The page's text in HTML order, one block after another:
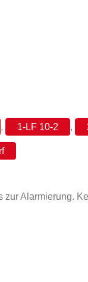
, 1-LF 10-2 ,
Alarmierung.